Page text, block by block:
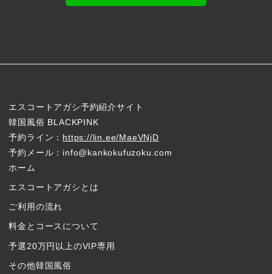
エスコートアガシ予約紹介サイト
韓国風俗 BLACKPINK
予約ライン： https://lin.ee/MaeVNjD
予約メール：info@kankokufuzoku.com
ホーム
エスコートアガシとは
ご利用の流れ
料金とコースについて
予選20万円以上のVIP専用
その他韓国風俗